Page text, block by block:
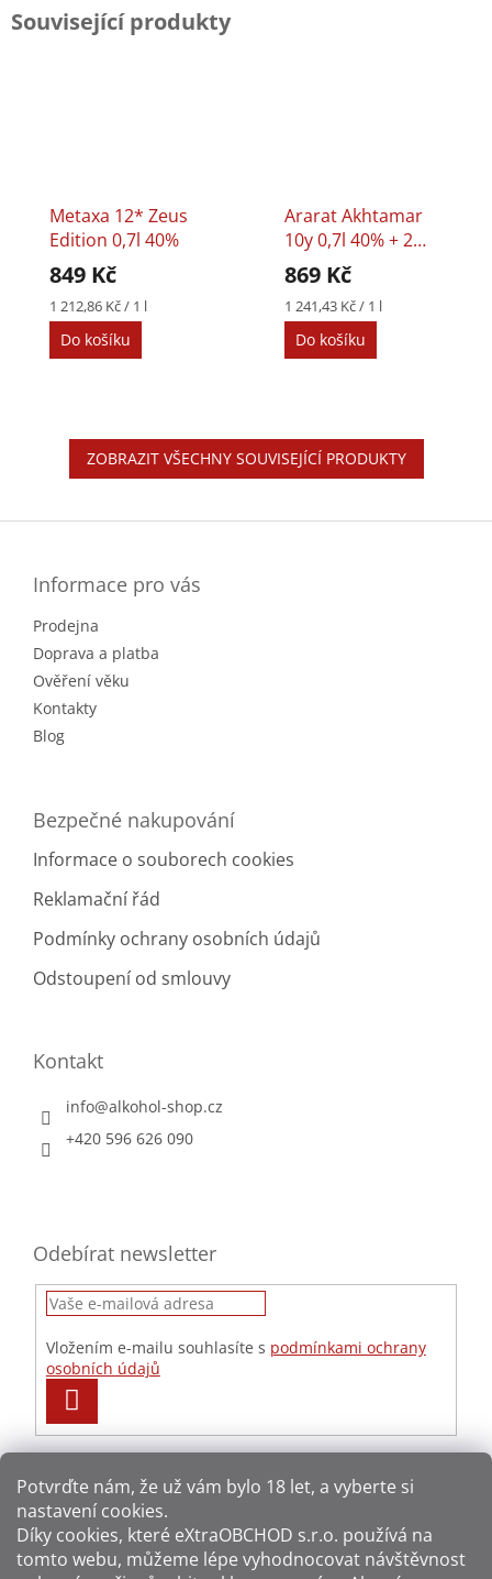
Potvrďte nám​​, že už vám bylo 18 let, a vyberte si
nastavení cookies.
Díky cookies, které eXtraOBCHOD s.r.o. používá na
tomto webu, můžeme lépe vyhodnocovat návštěvnost
Související produkty
Metaxa 12* Zeus
Edition 0,7l 40%
849 Kč
Měrná
cena:
1 212,86 Kč / 1 l
Do košíku
Ararat Akhtamar
10y 0,7l 40% + 2
Skleničky
869 Kč
Měrná
cena:
1 241,43 Kč / 1 l
Do košíku
ZOBRAZIT VŠECHNY SOUVISEJÍCÍ PRODUKTY
Informace pro vás
Prodejna
Doprava a platba
Ověření věku
Kontakty
Blog
Bezpečné nakupování
Informace o souborech cookies
Reklamační řád
Podmínky ochrany osobních údajů
Odstoupení od smlouvy
Kontakt
info@alkohol-shop.cz
+420 596 626 090
Odebírat newsletter
Vložením e-mailu souhlasíte s podmínkami ochrany
osobních údajů
SE
Způsoby dopravy: